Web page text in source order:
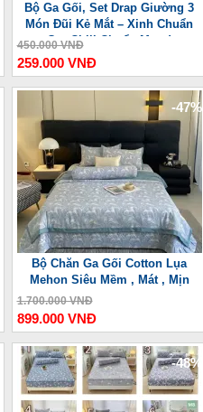
Bộ Ga Gối, Set Drap Giường 3
Món Đũi Kẻ Mắt – Xinh Chuẩn
Gu, Chill Chuẩn Mood
450.000 VNĐ
259.000 VNĐ
-47%
Bộ Chăn Ga Gối Cotton Lụa
Mehon Siêu Mềm , Mát , Mịn
1.700.000 VNĐ
899.000 VNĐ
-48%